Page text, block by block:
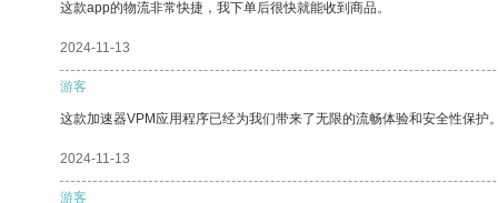
这款app的物流非常快捷，我下单后很快就能收到商品。
2024-11-13
游客
这款加速器VPM应用程序已经为我们带来了无限的流畅体验和安全性保护
2024-11-13
游客